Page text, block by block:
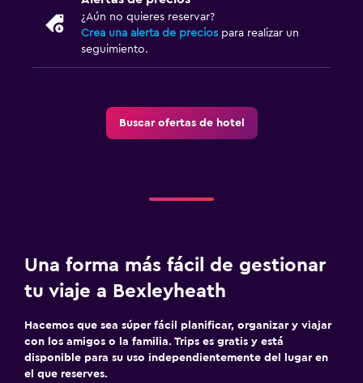
¿Aún no quieres reservar?
Crea una alerta de precios para realizar un
seguimiento.
Buscar ofertas de hotel
Una forma más fácil de gestionar
tu viaje a Bexleyheath
Hacemos que sea súper fácil planificar, organizar y viajar
con los amigos o la familia. Trips es gratis y está
disponible para su uso independientemente del lugar en
el que reserves.